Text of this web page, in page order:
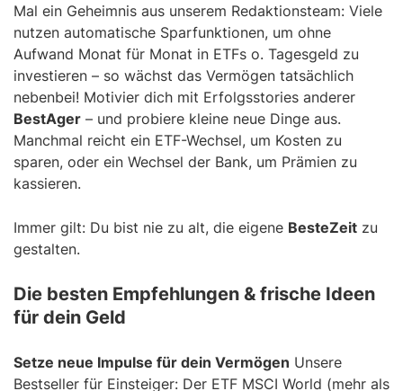
Mal ein Geheimnis aus unserem Redaktionsteam: Viele
nutzen automatische Sparfunktionen, um ohne
Aufwand Monat für Monat in ETFs o. Tagesgeld zu
investieren – so wächst das Vermögen tatsächlich
nebenbei! Motivier dich mit Erfolgsstories anderer
BestAger – und probiere kleine neue Dinge aus.
Manchmal reicht ein ETF-Wechsel, um Kosten zu
sparen, oder ein Wechsel der Bank, um Prämien zu
kassieren.
Immer gilt: Du bist nie zu alt, die eigene BesteZeit zu
gestalten.
Die besten Empfehlungen & frische Ideen
für dein Geld
Setze neue Impulse für dein Vermögen Unsere
Bestseller für Einsteiger: Der ETF MSCI World (mehr als